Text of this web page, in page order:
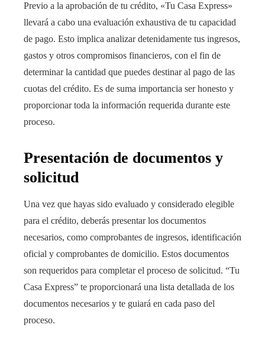
Previo a la aprobación de tu crédito, «Tu Casa Express»
llevará a cabo una evaluación exhaustiva de tu capacidad
de pago. Esto implica analizar detenidamente tus ingresos,
gastos y otros compromisos financieros, con el fin de
determinar la cantidad que puedes destinar al pago de las
cuotas del crédito. Es de suma importancia ser honesto y
proporcionar toda la información requerida durante este
proceso.
Presentación de documentos y
solicitud
Una vez que hayas sido evaluado y considerado elegible
para el crédito, deberás presentar los documentos
necesarios, como comprobantes de ingresos, identificación
oficial y comprobantes de domicilio. Estos documentos
son requeridos para completar el proceso de solicitud. “Tu
Casa Express” te proporcionará una lista detallada de los
documentos necesarios y te guiará en cada paso del
proceso.